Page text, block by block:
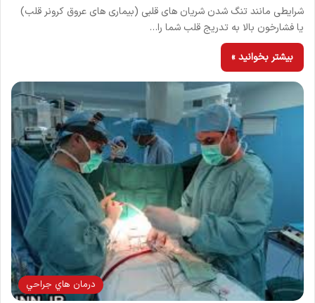
شرایطی مانند تنگ شدن شریان های قلبی (بیماری های عروق کرونر قلب)
یا فشارخون بالا به تدریج قلب شما را…
بیشتر بخوانید »
درمان هاي جراحي